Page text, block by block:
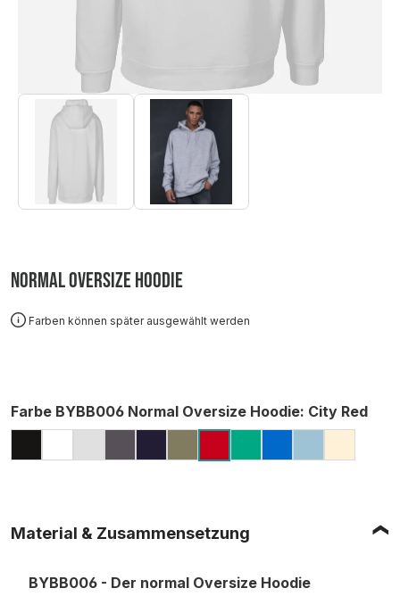
Normal Oversize Hoodie
Farben können später ausgewählt werden
Farbe BYBB006 Normal Oversize Hoodie
auswählen : City Red
Material & Zusammensetzung
BYBB006 - Der normal Oversize Hoodie